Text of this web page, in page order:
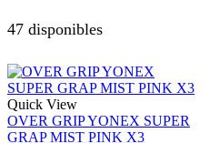
47 disponibles
Quick View
OVER GRIP YONEX SUPER
GRAP MIST PINK X3